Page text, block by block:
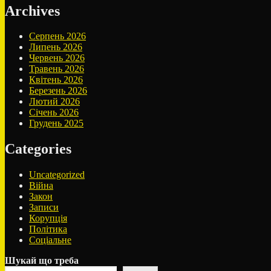
Archives
Серпень 2026
Липень 2026
Червень 2026
Травень 2026
Квітень 2026
Березень 2026
Лютий 2026
Січень 2026
Грудень 2025
Categories
Uncategorized
Війна
Закон
Записи
Корупція
Політика
Соціальне
Шукай що треба